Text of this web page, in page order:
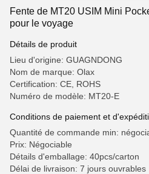
Fente de MT20 USIM Mini
pour le voyage
Détails de produit
Lieu d'origine: GUAGNDONG
Nom de marque: Olax
Certification: CE, ROHS
Numéro de modèle: MT20-E
Conditions de paiement et
Quantité de commande min:
Prix: Négociable
Détails d'emballage: 40pcs/carton
Délai de livraison: 7 jours ouvrables